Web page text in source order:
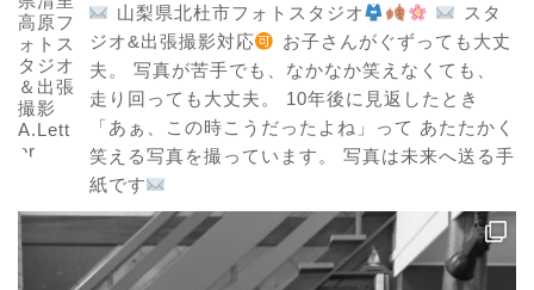
山梨県北杜市フォトスタジオ
スタ
ジオ&出張撮影対応
お子さんがぐずっても大丈
夫。
写真が苦手でも、なかなか笑えなくても、
走り回っても大丈夫。
10年後に見返したとき
「あぁ、この時こうだったよね」って あたたかく
笑える写真を撮っています。
写真は未来へ送る手
紙です